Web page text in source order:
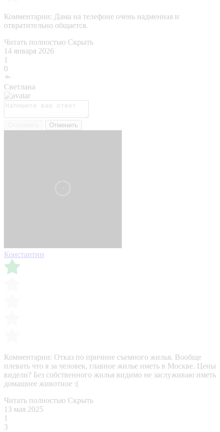
Комментарии: Дама на телефоне очень надменная и
отвратительно общается.
Читать полностью Скрыть
14 января 2026
1
0
Светлана
Отменить
Константин
Комментарии: Отказ по причине съемного жилья. Вообще
плевать что я за человек, главное жилье иметь в Москве. Цены
видели? Без собственного жилья видимо не заслуживаю иметь
домашнее животное :(
Читать полностью Скрыть
13 мая 2025
1
3